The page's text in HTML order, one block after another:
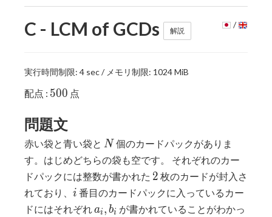
C - LCM of GCDs 解説
/
実行時間制限: 4 sec / メモリ制限: 1024 MiB
配点 : 500
500 点
問題文
赤い袋と青い袋と N
N 個のカードパックがありま
す。はじめどちらの袋も空です。 それぞれのカー
ドパックには整数が書かれた 2
2 枚のカードが封入さ
れており、 i
i 番目のカードパックに入っているカー
ドにはそれぞれa_i,b_i
ai , bi が書かれていることがわかっ